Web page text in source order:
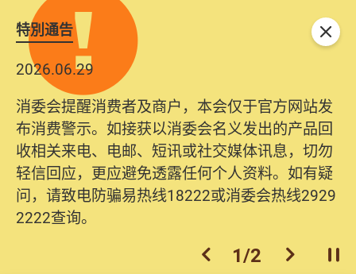
特別通告
2026.06.29
消委会提醒消费者及商户，本会仅于官方网站发
布消费警示。如接获以消委会名义发出的产品回
收相关来电、电邮、短讯或社交媒体讯息，切勿
轻信回应，更应避免透露任何个人资料。如有疑
问，请致电防骗易热线18222或消委会热线2929
2222查询。
上一个
1/2 下一个开
关闭